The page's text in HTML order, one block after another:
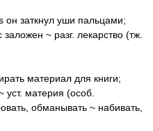
он заткнул уши пальцами;
~ разг. лекарство (тж.
материал для книги;
материя (особ.
обманывать ~ набивать,